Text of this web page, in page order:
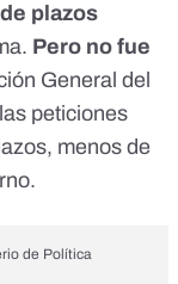
plazos
Pero no fue
General del
peticiones
menos de
de Política